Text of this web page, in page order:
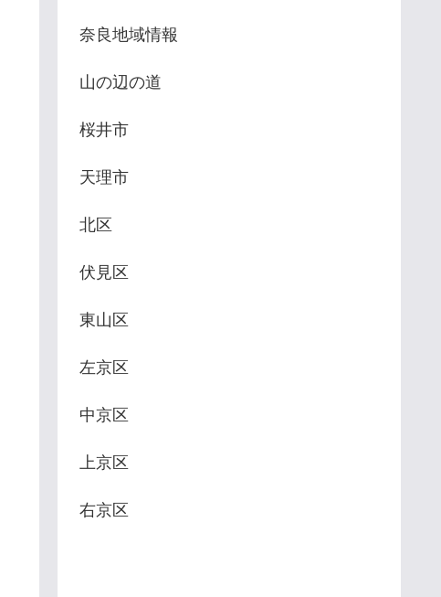
奈良地域情報
山の辺の道
桜井市
天理市
北区
伏見区
東山区
左京区
中京区
上京区
右京区